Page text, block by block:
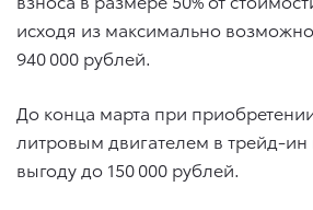
исходя из максимально
940 000 рублей.
До конца марта при
литровым двигателем в трейд-
выгоду до 150 000 рублей.